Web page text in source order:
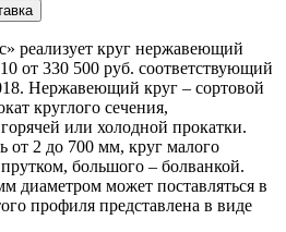
реализует круг нержавеющий
от 330 500 руб. соответствующий
Нержавеющий круг – сортовой
круглого сечения,
или холодной прокатки.
от 2 до 700 мм, круг малого
большого – болванкой.
диаметром может поставляться в
профиля представлена в виде